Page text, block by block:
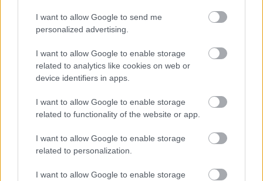
I want to allow Google to send me
personalized advertising.
I want to allow Google to enable storage
related to analytics like cookies on web or
device identifiers in apps.
I want to allow Google to enable storage
related to functionality of the website or app.
I want to allow Google to enable storage
related to personalization.
I want to allow Google to enable storage
Naomi Watts 36 évesen kezdte magán tapasztalni a
menopauza tüneteit.„Hangulatingadozások,
a kezeim közül az irányítás”– mondta a
Hello!
magazinnak 2023 júliusában.„Hiányoztak a nyílt
beszélgetések és a források ahhoz, hogy eligazodjak
a változásokon, amiken a nők keresztülmennek.
Ezért dolgozom most szenvedélyesen azon, hogy
felhívjam rá a figyelmet és ösztönözzem az őszinte
beszélgetéseket ezzel kapcsolatban.”